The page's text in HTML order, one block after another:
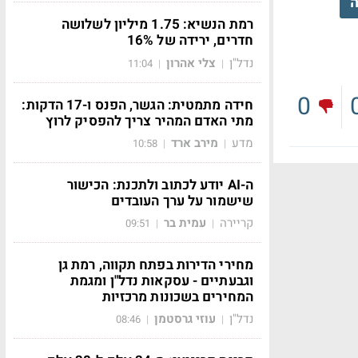
0
רמת הנשיא: 1.75 מיליון לשלושה
חדרים, ירידה של 16%
נדל"ן | צלי אהרון |
11:04
חידה מתמטית: הגשר, הפנס ו-17 הדקות:
מתי האדם המהיר צריך להפסיק לרוץ
מדע | מירב ארד |
10:58
ה-AI יודע לכתוב ולתכנת: הכישור
שישמור על ערך העובדים
קריירה | עמית בר |
09:51
מחירי הדירות בפתח תקווה, רמת גן
וגבעתיים - עסקאות נדל"ן ומגמת
המחירים בשכונות מרכזיות
נדל"ן | עוזי גרסטמן |
08:46